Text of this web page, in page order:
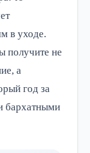
в уходе.
получите не
а
год за
бархатными